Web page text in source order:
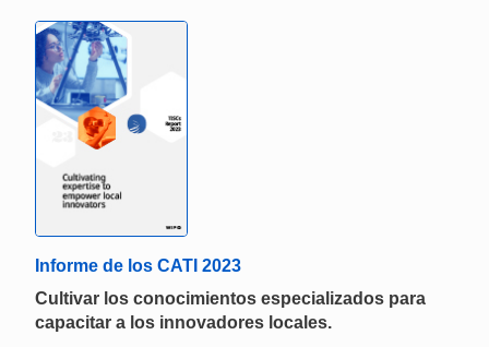
Informe de los CATI 2023
Cultivar los conocimientos especializados para
capacitar a los innovadores locales.